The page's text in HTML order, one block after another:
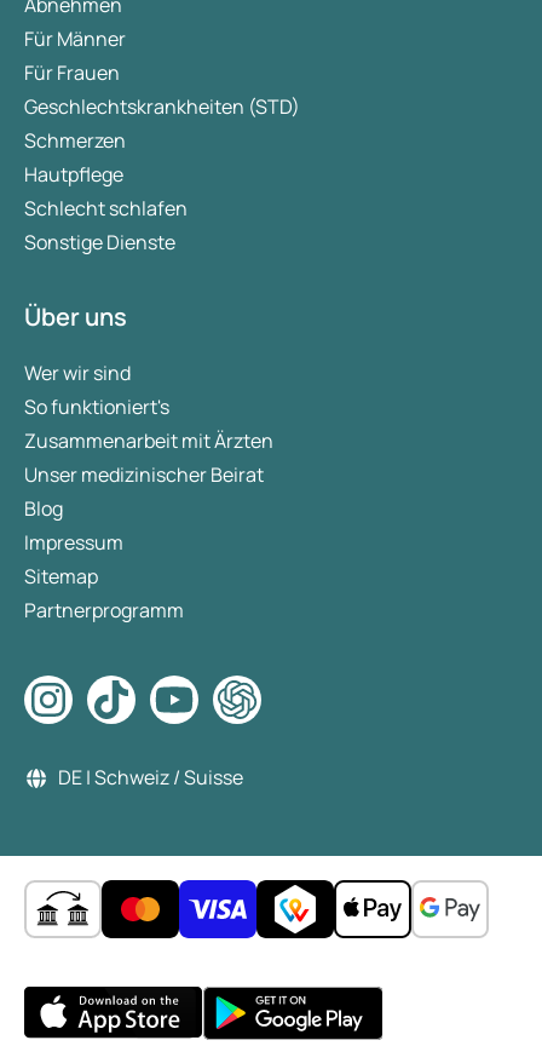
Für Männer
Für Frauen
Geschlechtskrankheiten (STD)
Schmerzen
Hautpflege
Schlecht schlafen
Sonstige Dienste
Über uns
Wer wir sind
So funktioniert's
Zusammenarbeit mit Ärzten
Unser medizinischer Beirat
Blog
Impressum
Sitemap
Partnerprogramm
DE | Schweiz / Suisse